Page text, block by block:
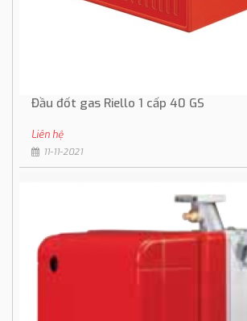
Đầu đốt gas Riello 1 cấp 40 GS
Liên hệ
11-11-2021